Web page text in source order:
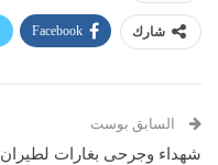
شارك Facebook
السابق بوست
شهداء وجرحى بغارات لطيران